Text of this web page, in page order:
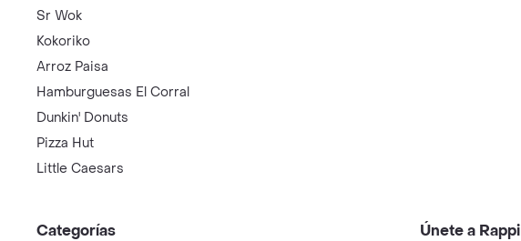
Sr Wok
Kokoriko
Arroz Paisa
Hamburguesas El Corral
Dunkin' Donuts
Pizza Hut
Little Caesars
Categorías Únete a Rappi